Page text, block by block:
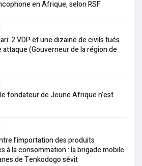
en Afrique, selon RSF
2 VDP et une dizaine de civils tués
attaque (Gouverneur de la région de
fondateur de Jeune Afrique n’est
l’importation des produits
à la consommation : la brigade mobile
de Tenkodogo sévit